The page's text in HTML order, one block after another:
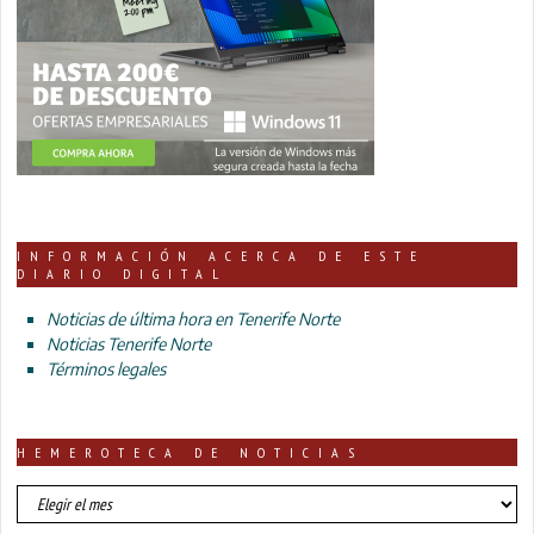
INFORMACIÓN ACERCA DE ESTE
DIARIO DIGITAL
Noticias de última hora en Tenerife Norte
Noticias Tenerife Norte
Términos legales
HEMEROTECA DE NOTICIAS
HEMEROTECA
DE